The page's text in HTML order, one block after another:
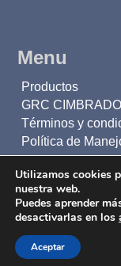
Menu
Productos
GRC
Términos y
Política de
Inscríbete
Mantente al día
Utilizamos cookies
nuestra web.
Puedes aprender
desactivarlas en los
Aceptar